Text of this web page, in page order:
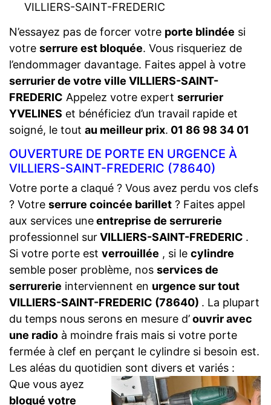
VILLIERS-SAINT-FREDERIC
N’essayez pas de forcer votre porte blindée si
votre serrure est bloquée. Vous risqueriez de
l’endommager davantage. Faites appel à votre
serrurier de votre ville VILLIERS-SAINT-
FREDERIC Appelez votre expert serrurier
YVELINES et bénéficiez d’un travail rapide et
soigné, le tout au meilleur prix. 01 86 98 34 01
OUVERTURE DE PORTE EN URGENCE À
VILLIERS-SAINT-FREDERIC (78640)
Votre porte a claqué ? Vous avez perdu vos clefs
? Votre serrure coincée barillet ? Faites appel
aux services uneentreprise de serrurerie
professionnel surVILLIERS-SAINT-FREDERIC .
Si votre porte est verrouillée , si le cylindre
semble poser problème, nos services de
serrurerie interviennent en urgence sur tout
VILLIERS-SAINT-FREDERIC (78640) . La plupart
du temps nous serons en mesure d’ouvrir avec
une radio à moindre frais mais si votre porte
fermée à clef en perçant le cylindre si besoin est.
Les aléas du quotidien sont divers et variés :
Que vous ayez
bloqué votre